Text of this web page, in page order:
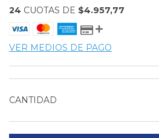
24 CUOTAS DE $4.957,77
VER MEDIOS DE PAGO
CANTIDAD